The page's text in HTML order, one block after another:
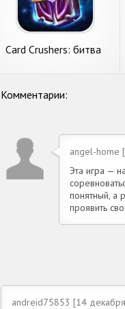
Card Crushers: битва
Комментарии:
angel-home
Эта игра —
понятный, а
проявить
andreid75853 [14